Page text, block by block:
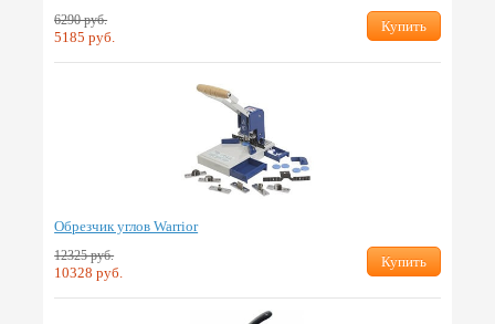
6290 руб.
5185 руб.
Купить
Обрезчик углов Warrior
12325 руб.
10328 руб.
Купить